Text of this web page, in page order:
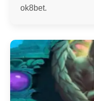
ok8bet.